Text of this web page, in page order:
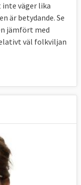
ALDE
och sätt att
väger lika
är betydande. Se
jämfört med
väl folkviljan